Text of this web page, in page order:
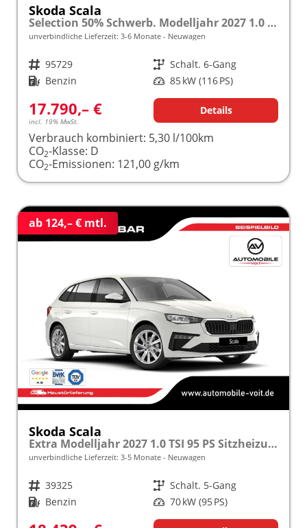
Skoda Scala
Selection 50% Schwerb. Modelljahr 2027 1.0 TSI 85kW (116PS) "Sonderangebot bei Schwerbehinderung" SHZ/LED/TEMPOMAT frei konfigurierbar!
unverbindliche Lieferzeit: 3-6 Monate Neuwagen
Fahrzeugnr. 95729 Getriebe Schalt. 6-Gang
Kraftstoff Benzin Leistung 85 kW (116 PS)
17.790,– €
incl. 19% MwSt.
Details
Verbrauch kombiniert: 5,30 l/100km
CO2-Klasse: D
CO2-Emissionen: 121,00 g/km
ab 124,– € mtl.
Skoda Scala
Extra Modelljahr 2027 1.0 TSI 95 PS Sitzheizung inkl. 5 J. Garantie frei konfigurierbar
unverbindliche Lieferzeit: 3-5 Monate Neuwagen
Fahrzeugnr. 39325 Getriebe Schalt. 5-Gang
Kraftstoff Benzin Leistung 70 kW (95 PS)